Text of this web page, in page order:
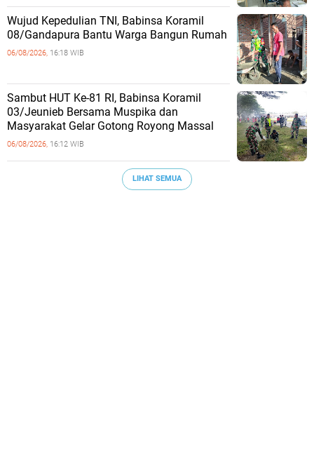
Wujud Kepedulian TNI, Babinsa Koramil
08/Gandapura Bantu Warga Bangun Rumah
06/08/2026, 16:18 WIB
Sambut HUT Ke-81 RI, Babinsa Koramil
03/Jeunieb Bersama Muspika dan
Masyarakat Gelar Gotong Royong Massal
06/08/2026, 16:12 WIB
LIHAT SEMUA